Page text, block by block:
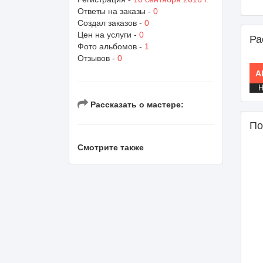
Ответы на заказы - 0
Создал заказов - 0
Цен на услуги - 0
Фото альбомов - 1
Отзывов - 0
Рассказать о мастере:
Смотрите также